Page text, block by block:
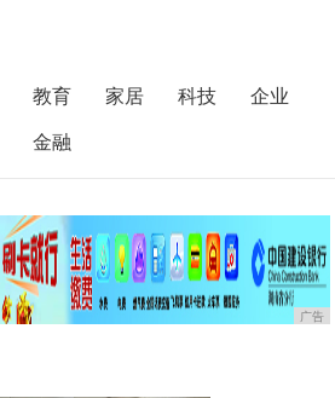
教育 家居 科技
企业
金融
广告